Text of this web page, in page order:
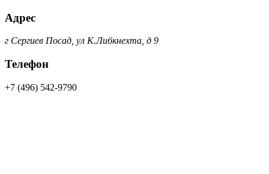
Адрес
г Сергиев Посад, ул К.Либкнехта, д 9
Телефон
+7 (496) 542-9790